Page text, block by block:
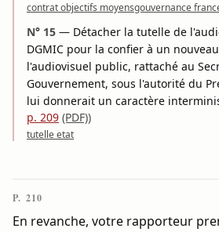
contrat objectifs moyensgouvernance
N° 15 — Détacher la tutelle de
DGMIC pour la confier à un
l'audiovisuel public, rattaché au
Gouvernement, sous l'autorité du
lui donnerait un caractère
p. 209 (PDF))
tutelle etat
P. 210
En revanche, votre rapporteur